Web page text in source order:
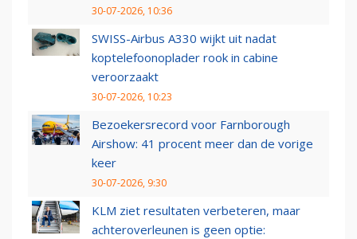
30-07-2026, 10:36
SWISS-Airbus A330 wijkt uit nadat
koptelefoonoplader rook in cabine
veroorzaakt
30-07-2026, 10:23
Bezoekersrecord voor Farnborough
Airshow: 41 procent meer dan de vorige
keer
30-07-2026, 9:30
KLM ziet resultaten verbeteren, maar
achteroverleunen is geen optie: